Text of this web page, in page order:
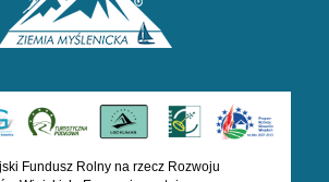
Fundusz Rolny na rzecz Rozwoju